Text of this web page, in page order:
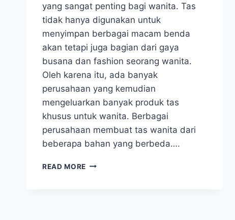
yang sangat penting bagi wanita. Tas
tidak hanya digunakan untuk
menyimpan berbagai macam benda
akan tetapi juga bagian dari gaya
busana dan fashion seorang wanita.
Oleh karena itu, ada banyak
perusahaan yang kemudian
mengeluarkan banyak produk tas
khusus untuk wanita. Berbagai
perusahaan membuat tas wanita dari
beberapa bahan yang berbeda….
READ MORE TIPS